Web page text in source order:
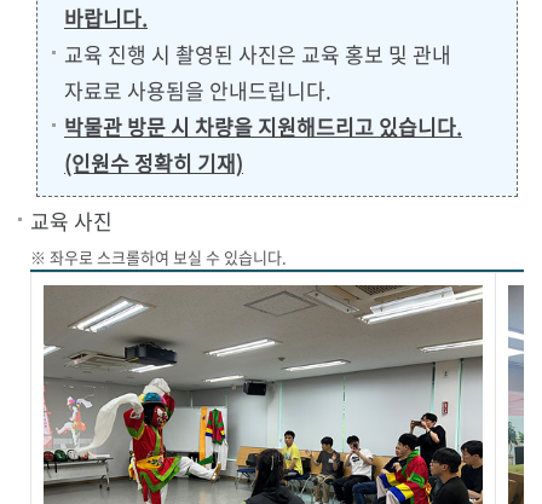
바랍니다.
교육 진행 시 촬영된 사진은 교육 홍보 및 관내
자료로 사용됨을 안내드립니다.
박물관 방문 시 차량을 지원해드리고 있습니다.
(인원수 정확히 기재)
교육 사진